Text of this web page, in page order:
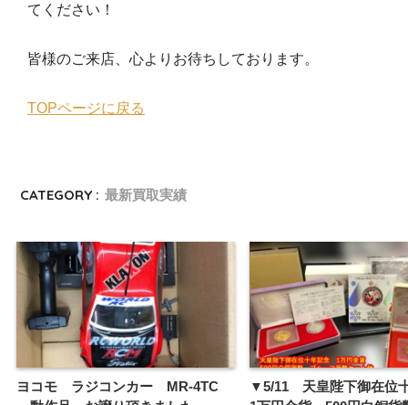
てください！
皆様のご来店、心よりお待ちしております。
TOPページに戻る
CATEGORY : 最新買取実績
ヨコモ ラジコンカー MR-4TC
▼5/11 天皇陛下御在位